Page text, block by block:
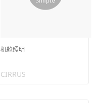
机舱照明
CIRRUS